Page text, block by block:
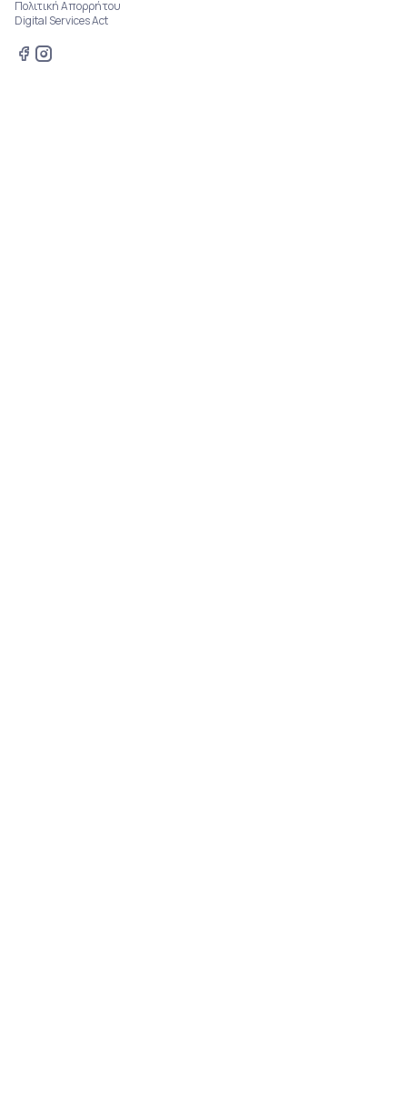
Πολιτική Απορρήτου
Digital Services Act